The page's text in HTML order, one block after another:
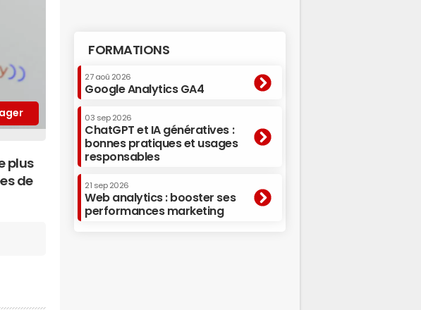
plus
de
FORMATIONS
27 aoû 2026
Google Analytics GA4
03 sep 2026
ChatGPT et IA génératives :
bonnes pratiques et usages
responsables
21 sep 2026
Web analytics : booster ses
performances marketing